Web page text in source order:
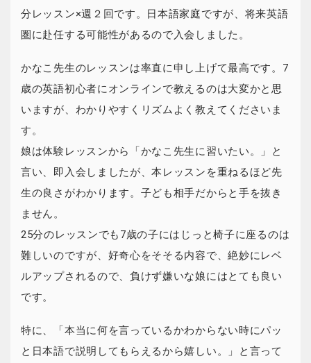
分レッスン×週２回です。日本語家庭ですが、将来英語
圏に赴任する可能性があるので入会しました。
かなこ先生のレッスンは率直に申し上げて最高です。7
歳の英語初心者にオンラインで教えるのは大変かと思
いますが、わかりやすくリズムよく教えてくださいま
す。
娘は体験レッスンから「かなこ先生に習いたい。」と
言い、即入会しましたが、本レッスンを重ねるほど先
生の良さがわかります。子ども相手だからと手を抜き
ません。
25分のレッスンでも7歳の子にはじっと椅子に座るのは
難しいのですが、好奇心をそそる内容で、絶妙にレベ
ルアップされるので、負けず嫌いな娘にはとても良い
です。
特に、「本当に何を言っているかわからない時にパッ
と日本語で説明してもらえるから嬉しい。」と言って